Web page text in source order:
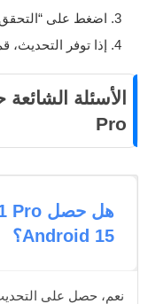
اضغط على
إذا توفر التحديث،
Pro
Android 15؟
نعم، حصل على التحديث